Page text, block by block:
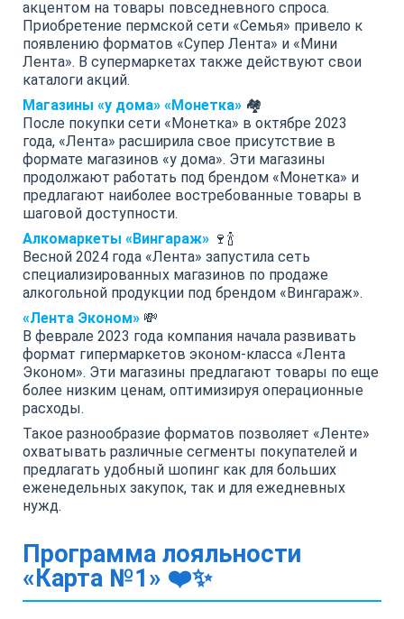
акцентом на товары повседневного спроса.
Приобретение пермской сети «Семья» привело к
появлению форматов «Супер Лента» и «Мини
Лента». В супермаркетах также действуют свои
каталоги акций.
Магазины «у дома» «Монетка» 🏘️
После покупки сети «Монетка» в октябре 2023
года, «Лента» расширила свое присутствие в
формате магазинов «у дома». Эти магазины
продолжают работать под брендом «Монетка» и
предлагают наиболее востребованные товары в
шаговой доступности.
Алкомаркеты «Вингараж» 🍷🍾
Весной 2024 года «Лента» запустила сеть
специализированных магазинов по продаже
алкогольной продукции под брендом «Вингараж».
«Лента Эконом» 💸
В феврале 2023 года компания начала развивать
формат гипермаркетов эконом-класса «Лента
Эконом». Эти магазины предлагают товары по еще
более низким ценам, оптимизируя операционные
расходы.
Такое разнообразие форматов позволяет «Ленте»
охватывать различные сегменты покупателей и
предлагать удобный шопинг как для больших
еженедельных закупок, так и для ежедневных
нужд.
Программа лояльности
«Карта №1» ❤️✨